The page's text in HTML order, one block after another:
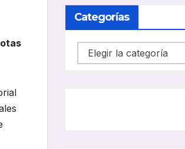
Categorías
Categorías